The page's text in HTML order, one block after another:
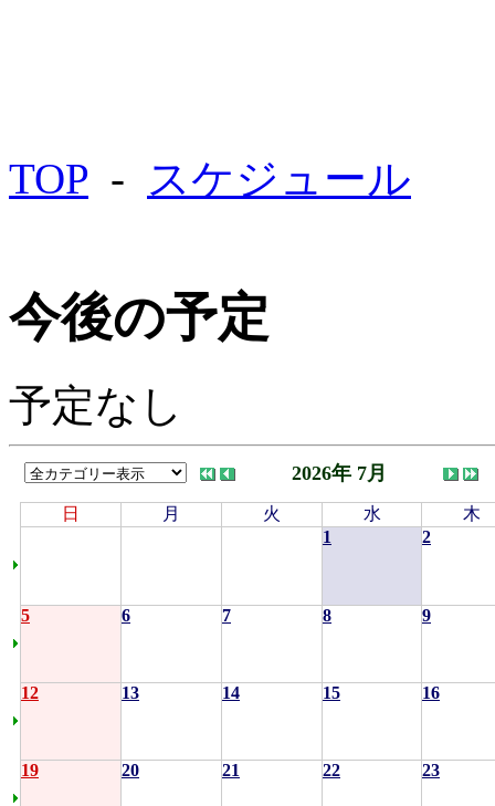
TOP - スケジュール
今後の予定
予定なし
2026年 7月
日 月 火 水
木
1
2
5 6 7 8 9
12 13 14 15 16
19 20 21 22 23